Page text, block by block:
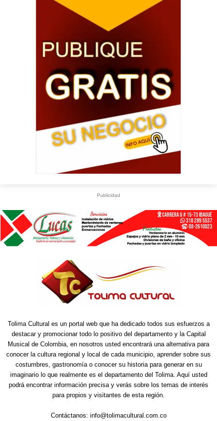
Publicidad
Tolima Cultural es un portal web que ha dedicado todos sus esfuerzos a
destacar y promocionar todo lo positivo del departamento y la Capital
Musical de Colombia, en nosotros usted encontrará una alternativa para
conocer la cultura regional y local de cada municipio, aprender sobre sus
costumbres, gastronomía o conocer su historia para generar en su
imaginario lo que realmente es el departamento del Tolima. Aquí usted
podrá encontrar información precisa y verás sobre los temas de interés
para propios y visitantes de esta región.
Contáctanos: info@tolimacultural.com.co